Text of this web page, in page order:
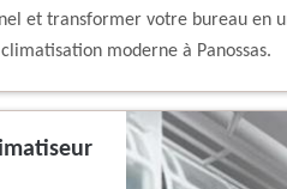
et transformer votre bureau en
moderne à Panossas.